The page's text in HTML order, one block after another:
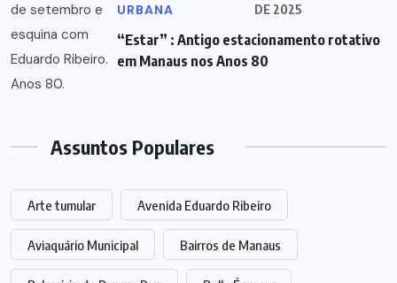
URBANA
DE 2025
“Estar” : Antigo estacionamento rotativo
em Manaus nos Anos 80
Assuntos Populares
Arte tumular Avenida Eduardo Ribeiro
Aviaquário Municipal Bairros de Manaus